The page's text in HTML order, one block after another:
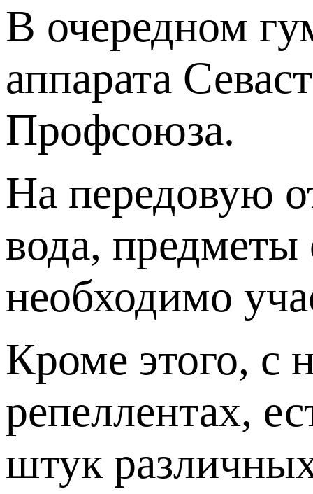
В очередном
аппарата
Профсоюза.
На передовую
вода, предметы
необходимо
Кроме этого, с
репеллентах,
штук